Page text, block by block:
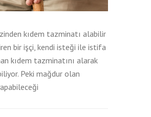
kıdem tazminatı alabilir
bir işçi, kendi isteği ile istifa
kıdem tazminatını alarak
Peki mağdur olan